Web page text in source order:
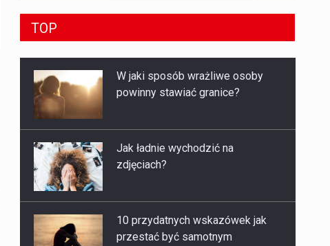
TOP
Jak ładnie wychodzić na
zdjęciach?
10 przydatnych wskazówek jak
przestać być samotnym
W jaki sposób wrażliwe osoby
powinny stawiać granice?